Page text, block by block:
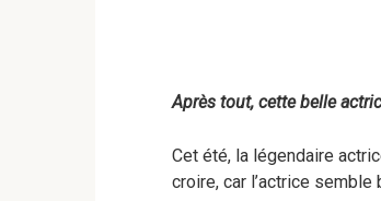
Après tout, cette belle
Cet été, la légendaire
croire, car l’actrice